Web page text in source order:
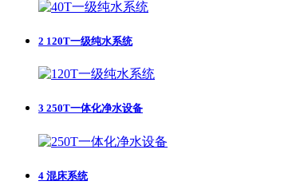
2 120T一级纯水系统
3 250T一体化净水设备
4 混床系统